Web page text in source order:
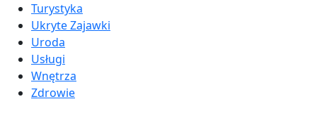
Turystyka
Ukryte Zajawki
Uroda
Usługi
Wnętrza
Zdrowie